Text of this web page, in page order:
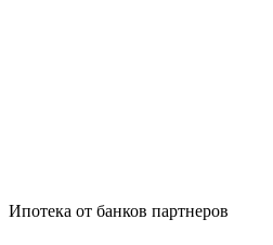
Ипотека от банков партнеров